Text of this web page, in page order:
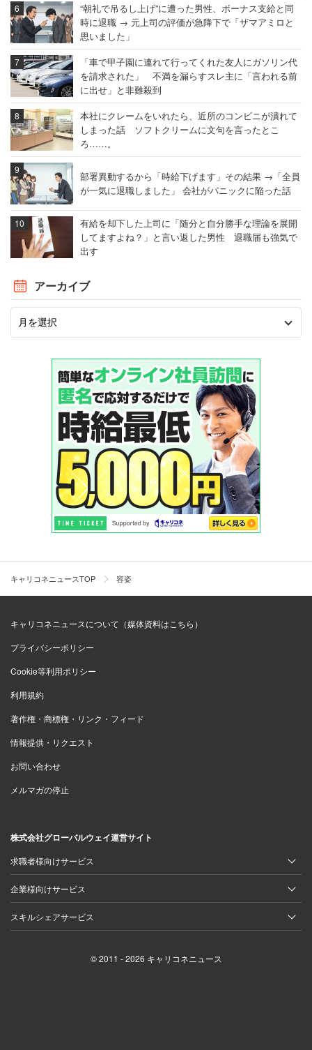
“朝礼で吊るし上げ”に遭った男性、ボーナス支給と同
時に退職 → 元上司の評価が急降下で「ザマアミロと
思いました」
「車で甲子園に連れて行ってくれた友人にガソリン代
を請求された」 不満を漏らすスレ主に「言われる前
に出せ」と非難殺到
本社にクレームをいれたら、近所のコンビニが潰れて
しまった話 ソフトクリームに文句を言ったとこ
ろ……。
部署異動するから「時給下げます」その結果 →「全員
が一気に退職しました」 会社がパニックに陥った話
有給を却下した上司に「随分と自分勝手な理論を展開
してますよね？」と言い返した男性 退職届も強気で
出す
アーカイブ
キャリコネニュースTOP 容姿
キャリコネニュースについて（媒体資料はこちら）
プライバシーポリシー
Cookie等利用ポリシー
利用規約
著作権・商標権・リンク・フィード
情報提供・リクエスト
お問い合わせ
メルマガの停止
株式会社グローバルウェイ運営サイト
求職者様向けサービス
企業様向けサービス
スキルシェアサービス
© 2011 - 2026 キャリコネニュース